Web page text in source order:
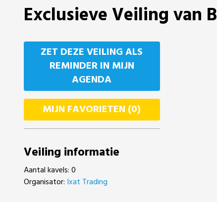
Exclusieve Veiling van
ZET DEZE VEILING ALS
REMINDER IN MIJN
AGENDA
MIJN FAVORIETEN (0)
Veiling informatie
Aantal kavels: 0
Organisator: Ixat Trading